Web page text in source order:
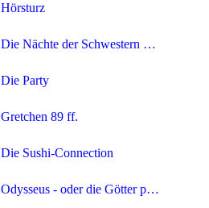
Hörsturz
Die Nächte der Schwestern Bronte
Die Party
Gretchen 89 ff.
Die Sushi-Connection
Odysseus - oder die Götter proben wieder